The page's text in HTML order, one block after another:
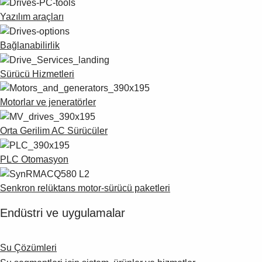
Yazılım araçları
Bağlanabilirlik
Sürücü Hizmetleri
Motorlar ve jeneratörler
Orta Gerilim AC Sürücüler
PLC Otomasyon
Senkron relüktans motor-sürücü paketleri
Endüstri ve uygulamalar
Su Çözümleri